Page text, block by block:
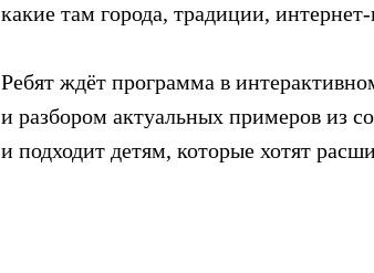
какие там города, традиции,
Ребят ждёт программа в
и разбором актуальных примеров из
и подходит детям, которые хотят